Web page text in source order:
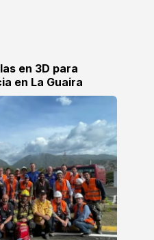
en 3D para
en La Guaira